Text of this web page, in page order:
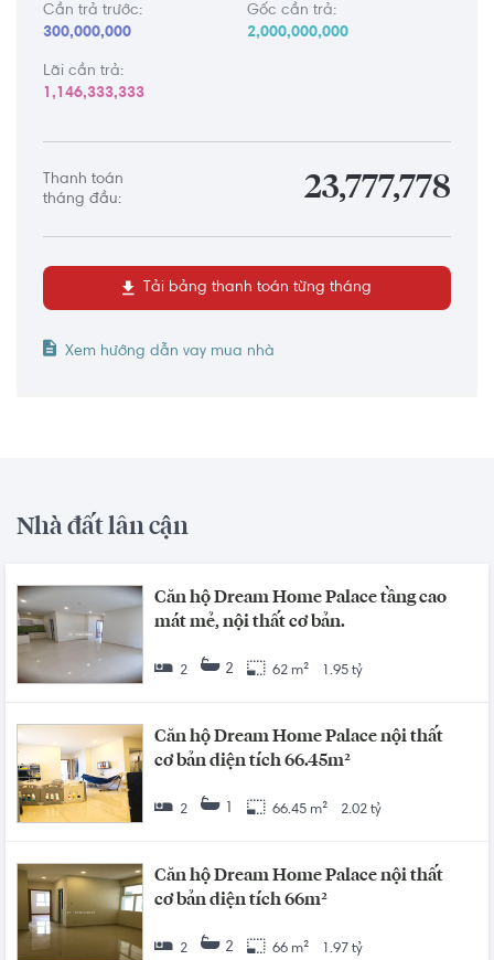
Cần trả trước:
300,000,000
Gốc cần trả:
2,000,000,000
Lãi cần trả:
1,146,333,333
Thanh toán
tháng đầu:
23,777,778
Tải bảng thanh toán từng tháng
Xem hướng dẫn vay mua nhà
Nhà đất lân cận
Căn hộ Dream Home Palace tầng cao
mát mẻ, nội thất cơ bản.
2 2 62 m² 1.95 tỷ
Căn hộ Dream Home Palace nội thất
cơ bản diện tích 66.45m²
2 1 66.45 m² 2.02 tỷ
Căn hộ Dream Home Palace nội thất
cơ bản diện tích 66m²
2 2 66 m² 1.97 tỷ